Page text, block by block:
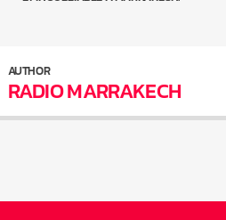
AUTHOR
RADIO MARRAKECH